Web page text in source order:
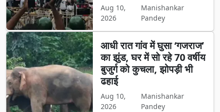
Aug 10,
2026
Manishankar
Pandey
आधी रात गांव में घुसा ‘गजराज’
का झुंड, घर में सो रहे 70 वर्षीय
बुजुर्ग को कुचला, झोपड़ी भी
ढहाई
Aug 10,
2026
Manishankar
Pandey